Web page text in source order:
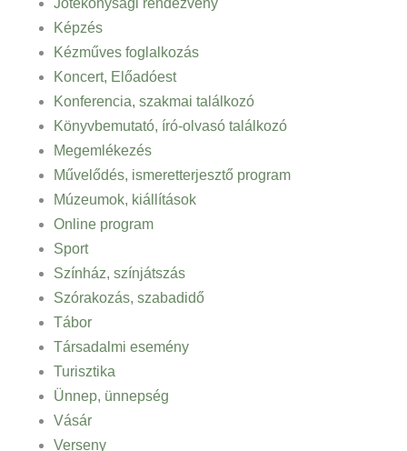
Jótékonysági rendezvény
Képzés
Kézműves foglalkozás
Koncert, Előadóest
Konferencia, szakmai találkozó
Könyvbemutató, író-olvasó találkozó
Megemlékezés
Művelődés, ismeretterjesztő program
Múzeumok, kiállítások
Online program
Sport
Színház, színjátszás
Szórakozás, szabadidő
Tábor
Társadalmi esemény
Turisztika
Ünnep, ünnepség
Vásár
Verseny